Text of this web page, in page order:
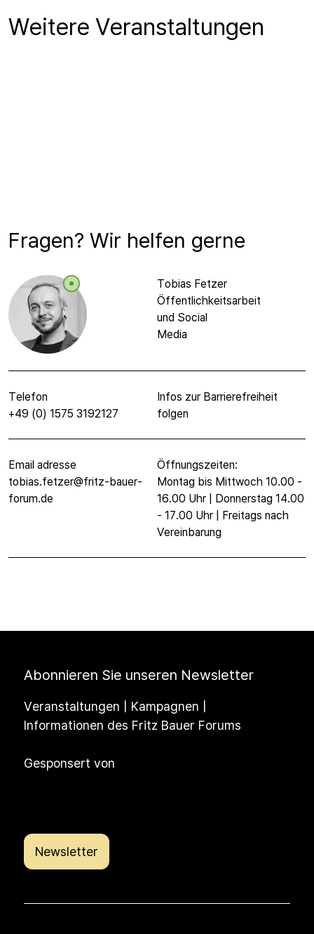
Weitere Veranstaltungen
Fragen? Wir helfen gerne
Tobias Fetzer
Öffentlichkeitsarbeit
und Social
Media
Telefon
+49 (0) 1575 3192127
Infos zur Barrierefreiheit
folgen
Email adresse
tobias.fetzer@fritz-bauer-
forum.de
Öffnungszeiten:
Montag bis Mittwoch 10.00 -
16.00 Uhr | Donnerstag 14.00
- 17.00 Uhr | Freitags nach
Vereinbarung
Abonnieren Sie unseren Newsletter
Veranstaltungen | Kampagnen |
Informationen des Fritz Bauer Forums
Gesponsert von
Newsletter